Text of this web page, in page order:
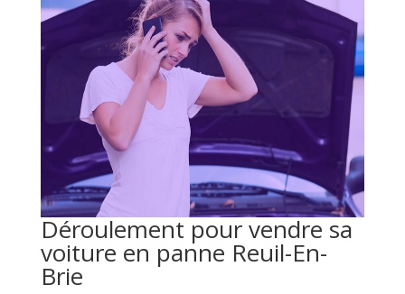
Déroulement pour vendre sa
voiture en panne Reuil-En-
Brie